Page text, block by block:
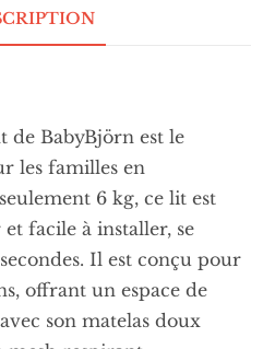
de BabyBjörn est le
les familles en
6 kg, ce lit est
facile à installer, se
Il est conçu pour
offrant un espace de
son matelas doux